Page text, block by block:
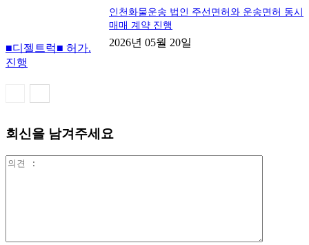
■디젤트럭■ 허가.
진행
인천화물운송 법인 주선면허와 운송면허 동시
매매 계약 진행
2026년 05월 20일
회신을 남겨주세요